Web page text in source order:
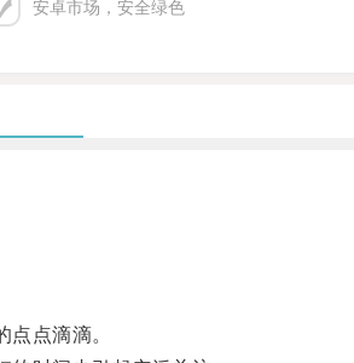
安卓市场，安全绿色
点滴滴。